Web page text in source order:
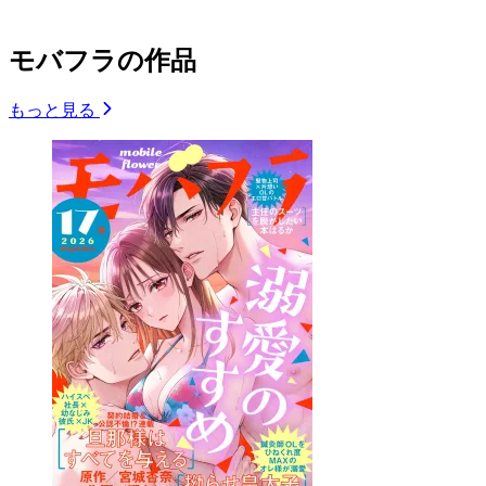
モバフラの作品
もっと見る